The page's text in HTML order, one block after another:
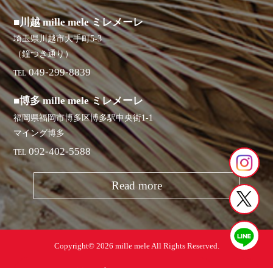
■川越 mille mele ミレメーレ
埼玉県川越市大手町5-3
（鐘つき通り）
TEL 049-299-8839
■博多 mille mele ミレメーレ
福岡県福岡市博多区博多駅中央街1-1
マイング博多
TEL 092-402-5588
Read more
Copyright© 2026 mille mele All Rights Reserved.